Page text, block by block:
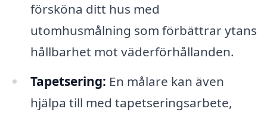
försköna ditt hus med
utomhusmålning som förbättrar ytans
hållbarhet mot väderförhållanden.
Tapetsering: En målare kan även
hjälpa till med tapetseringsarbete,